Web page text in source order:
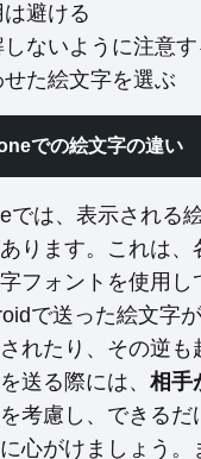
避ける
ないように注意す
た絵文字を選ぶ
での絵文字の違い
では、表示される
ります。これは、
フォントを使用し
で送った絵文字
れたり、その逆も
送る際には、 相手
を考慮し、できる
心がけましょう。